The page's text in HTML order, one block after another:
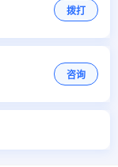
拨打
咨询